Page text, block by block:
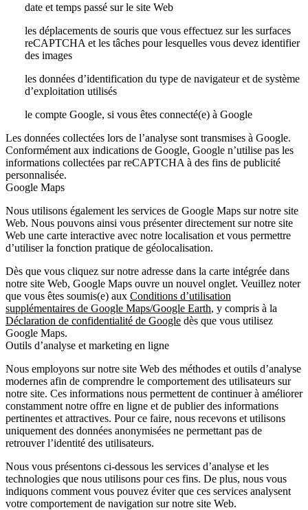
date et temps passé sur le site Web
les déplacements de souris que vous effectuez sur les surfaces
reCAPTCHA et les tâches pour lesquelles vous devez identifier
des images
les données d’identification du type de navigateur et de système
d’exploitation utilisés
le compte Google, si vous êtes connecté(e) à Google
Les données collectées lors de l’analyse sont transmises à Google.
Conformément aux indications de Google, Google n’utilise pas les
informations collectées par reCAPTCHA à des fins de publicité
personnalisée.
Google Maps
Nous utilisons également les services de Google Maps sur notre site
Web. Nous pouvons ainsi vous présenter directement sur notre site
Web une carte interactive avec notre localisation et vous permettre
d’utiliser la fonction pratique de géolocalisation.
Dès que vous cliquez sur notre adresse dans la carte intégrée dans
notre site Web, Google Maps ouvre un nouvel onglet. Veuillez noter
que vous êtes soumis(e) aux Conditions d’utilisation
supplémentaires de Google Maps/Google Earth, y compris à la
Déclaration de confidentialité de Google dès que vous utilisez
Google Maps.
Outils d’analyse et marketing en ligne
Nous employons sur notre site Web des méthodes et outils d’analyse
modernes afin de comprendre le comportement des utilisateurs sur
notre site. Ces informations nous permettent de continuer à améliorer
constamment notre offre en ligne et de publier des informations
pertinentes et attractives. Pour ce faire, nous recevons et utilisons
uniquement des données anonymisées ne permettant pas de
retrouver l’identité des utilisateurs.
Nous vous présentons ci-dessous les services d’analyse et les
technologies que nous utilisons pour ces fins. De plus, nous vous
indiquons comment vous pouvez éviter que ces services analysent
votre comportement de navigation sur notre site Web.